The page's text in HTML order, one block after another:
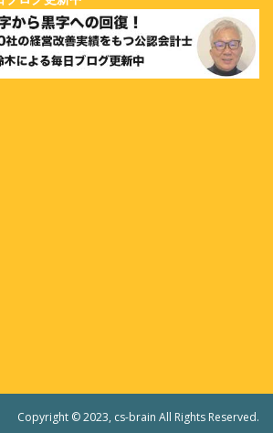
Copyright © 2023, cs-brain All Rights Reserved.